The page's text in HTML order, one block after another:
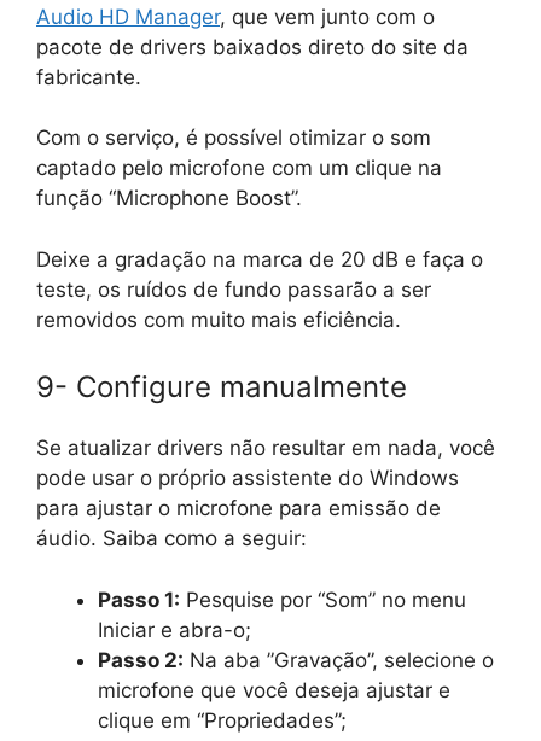
Audio HD Manager, que vem junto com o
pacote de drivers baixados direto do site da
fabricante.
Com o serviço, é possível otimizar o som
captado pelo microfone com um clique na
função “Microphone Boost”.
Deixe a gradação na marca de 20 dB e faça o
teste, os ruídos de fundo passarão a ser
removidos com muito mais eficiência.
9- Configure manualmente
Se atualizar drivers não resultar em nada, você
pode usar o próprio assistente do Windows
para ajustar o microfone para emissão de
áudio. Saiba como a seguir:
Passo 1: Pesquise por “Som” no menu
Iniciar e abra-o;
Passo 2: Na aba ”Gravação”, selecione o
microfone que você deseja ajustar e
clique em “Propriedades”;